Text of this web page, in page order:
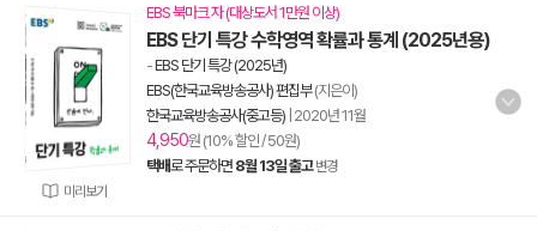
미리보기
EBS 북마크 자 (대상도서 1만원 이상)
EBS 단기 특강 수학영역 확률과 통계 (2025년용)
-EBS 단기 특강 (2025년)
EBS(한국교육방송공사) 편집부(지은이)
한국교육방송공사(중고등) 2020년 11월
4,950원 (10% 할인 / 50원)
택배로 주문하면 8월 13일 출고 변경